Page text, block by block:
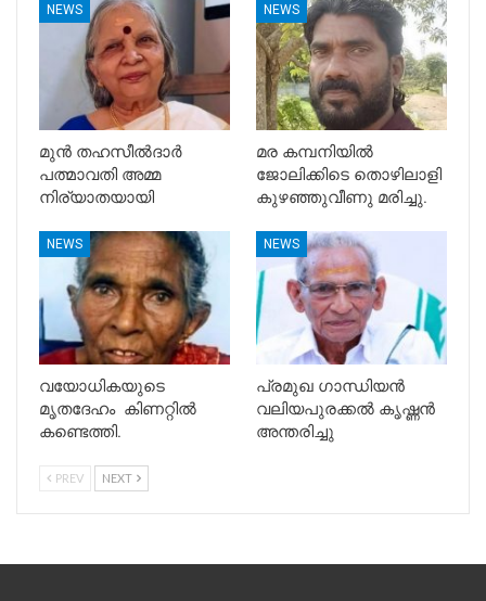
NEWS
മുൻ തഹസീൽദാർ
പത്മാവതി അമ്മ
നിര്യാതയായി
NEWS
മര കമ്പനിയിൽ
ജോലിക്കിടെ തൊഴിലാളി
കുഴഞ്ഞുവീണു മരിച്ചു.
NEWS
വയോധികയുടെ
മൃതദേഹം കിണറ്റിൽ
കണ്ടെത്തി.
NEWS
പ്രമുഖ ഗാന്ധിയൻ
വലിയപുരക്കൽ കൃഷ്ണൻ
അന്തരിച്ചു
PREV NEXT